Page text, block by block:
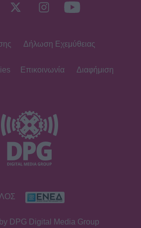
Δήλωση Εχεμύθειας
Επικοινωνία Διαφήμιση
DPG Digital Media Group